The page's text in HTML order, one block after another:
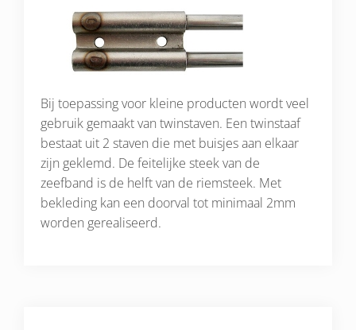
Bij toepassing voor kleine producten wordt veel
gebruik gemaakt van twinstaven. Een twinstaaf
bestaat uit 2 staven die met buisjes aan elkaar
zijn geklemd. De feitelijke steek van de
zeefband is de helft van de riemsteek. Met
bekleding kan een doorval tot minimaal 2mm
worden gerealiseerd.